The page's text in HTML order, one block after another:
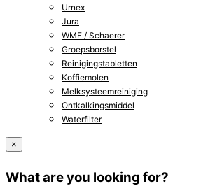
Urnex
Jura
WMF / Schaerer
Groepsborstel
Reinigingstabletten
Koffiemolen
Melksysteemreiniging
Ontkalkingsmiddel
Waterfilter
×
What are you looking for?